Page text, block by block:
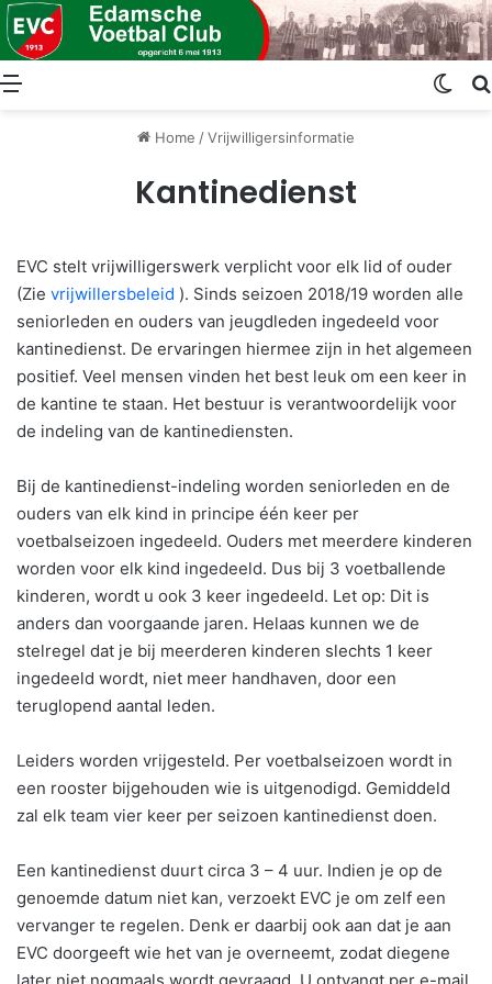
Menu
Home /Vrijwilligersinformatie
Kantinedienst
EVC stelt vrijwilligerswerk verplicht voor elk lid of ouder
(Zie vrijwillersbeleid ). Sinds seizoen 2018/19 worden alle
seniorleden en ouders van jeugdleden ingedeeld voor
kantinedienst. De ervaringen hiermee zijn in het algemeen
positief. Veel mensen vinden het best leuk om een keer in
de kantine te staan. Het bestuur is verantwoordelijk voor
de indeling van de kantinediensten.
Bij de kantinedienst-indeling worden seniorleden en de
ouders van elk kind in principe één keer per
voetbalseizoen ingedeeld. Ouders met meerdere kinderen
worden voor elk kind ingedeeld. Dus bij 3 voetballende
kinderen, wordt u ook 3 keer ingedeeld. Let op: Dit is
anders dan voorgaande jaren. Helaas kunnen we de
stelregel dat je bij meerderen kinderen slechts 1 keer
ingedeeld wordt, niet meer handhaven, door een
teruglopend aantal leden.
Leiders worden vrijgesteld. Per voetbalseizoen wordt in
een rooster bijgehouden wie is uitgenodigd. Gemiddeld
zal elk team vier keer per seizoen kantinedienst doen.
Een kantinedienst duurt circa 3 – 4 uur. Indien je op de
genoemde datum niet kan, verzoekt EVC je om zelf een
vervanger te regelen. Denk er daarbij ook aan dat je aan
EVC doorgeeft wie het van je overneemt, zodat diegene